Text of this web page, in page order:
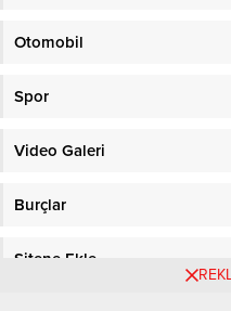
Otomobil
Spor
Video Galeri
Burçlar
Sitene Ekle